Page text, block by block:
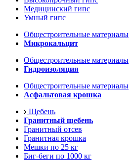
Медицинский гипс
Умный гипс
Общестроительные материалы
Микрокальцит
Общестроительные материалы
Гидроизоляция
Общестроительные материалы
Асфальтовая крошка
Щебень
Гранитный щебень
Гранитный отсев
Гранитная крошка
Мешки по 25 кг
Биг-беги по 1000 кг